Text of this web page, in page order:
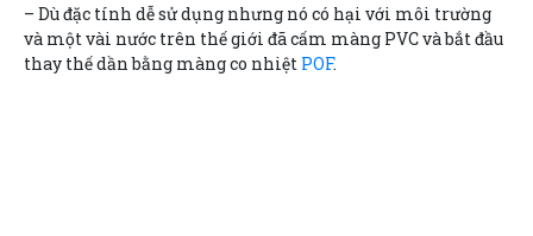
– Dù đặc tính dễ sử dụng nhưng nó có hại với môi trường
và một vài nước trên thế giới đã cấm màng PVC và bắt đầu
thay thế dần bằng màng co nhiệt POF.